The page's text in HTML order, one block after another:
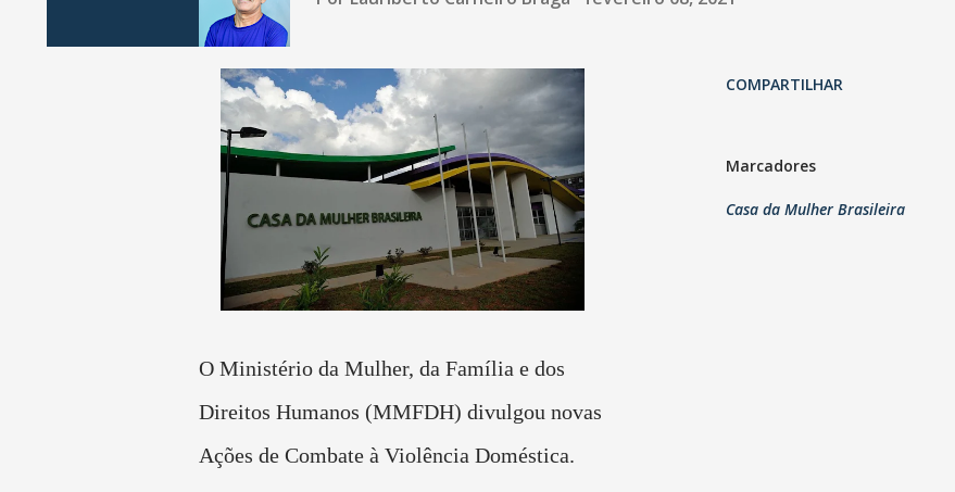
O Ministério da Mulher, da Família e dos
Direitos Humanos (MMFDH) divulgou novas
Ações de Combate à Violência Doméstica.
COMPARTILHAR
Marcadores
Casa da Mulher Brasileira